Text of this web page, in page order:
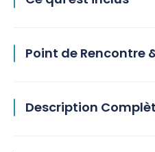
Point de Rencontre
Description